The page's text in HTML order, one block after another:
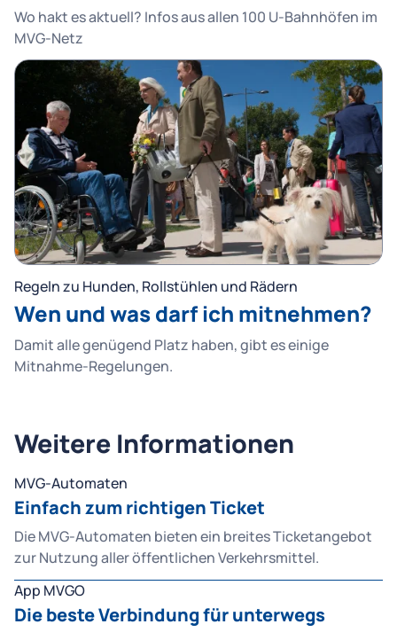
Wo hakt es aktuell? Infos aus allen 100 U-Bahnhöfen im
MVG-Netz
Regeln zu Hunden, Rollstühlen und Rädern
Wen und was darf ich mitnehmen?
Damit alle genügend Platz haben, gibt es einige
Mitnahme-Regelungen.
Weitere Informationen
MVG-Automaten
Einfach zum richtigen Ticket
Die MVG-Automaten bieten ein breites Ticketangebot
zur Nutzung aller öffentlichen Verkehrsmittel.
App MVGO
Die beste Verbindung für unterwegs